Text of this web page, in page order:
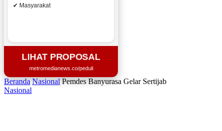
✔ Masyarakat
LIHAT PROPOSAL
metromedianews.co/peduli
Beranda Nasional Pemdes Banyurasa Gelar Sertijab
Nasional